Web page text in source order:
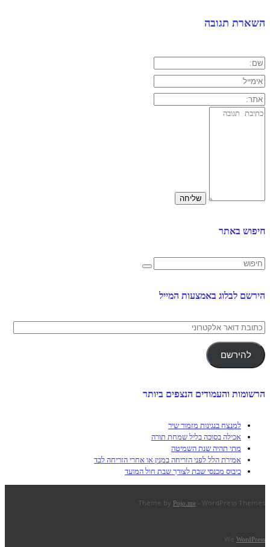
השארת תגובה
חיפוש באתר
הירשם לבלוג באמצעות המייל
כתובת
אלקטרוני
להירשם
הרשומות והעמודים הנצפים ביותר
למנצח בנגינות מזמור שיר
אכילה בסוכה בליל שמחת תורה
מתי תהיה שנת השמיטה
אמירת הלל לפני הזריחה במנין או אחרי הזריחה לבד
כיבוס מכנסי שבת לצורך שבת חול המועד
Theme by Pojo.me - WordPress Themes
We WordPress